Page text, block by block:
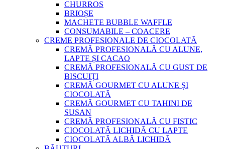
CHURROS
BRIOȘE
MACHETE BUBBLE WAFFLE
CONSUMABILE – COACERE
CREME PROFESIONALE DE CIOCOLATĂ
CREMĂ PROFESIONALĂ CU ALUNE,
LAPTE ȘI CACAO
CREMĂ PROFESIONALĂ CU GUST DE
BISCUIȚI
CREMĂ GOURMET CU ALUNE ȘI
CIOCOLATĂ
CREMĂ GOURMET CU TAHINI DE
SUSAN
CREMĂ PROFESIONALĂ CU FISTIC
CIOCOLATĂ LICHIDĂ CU LAPTE
CIOCOLATĂ ALBĂ LICHIDĂ